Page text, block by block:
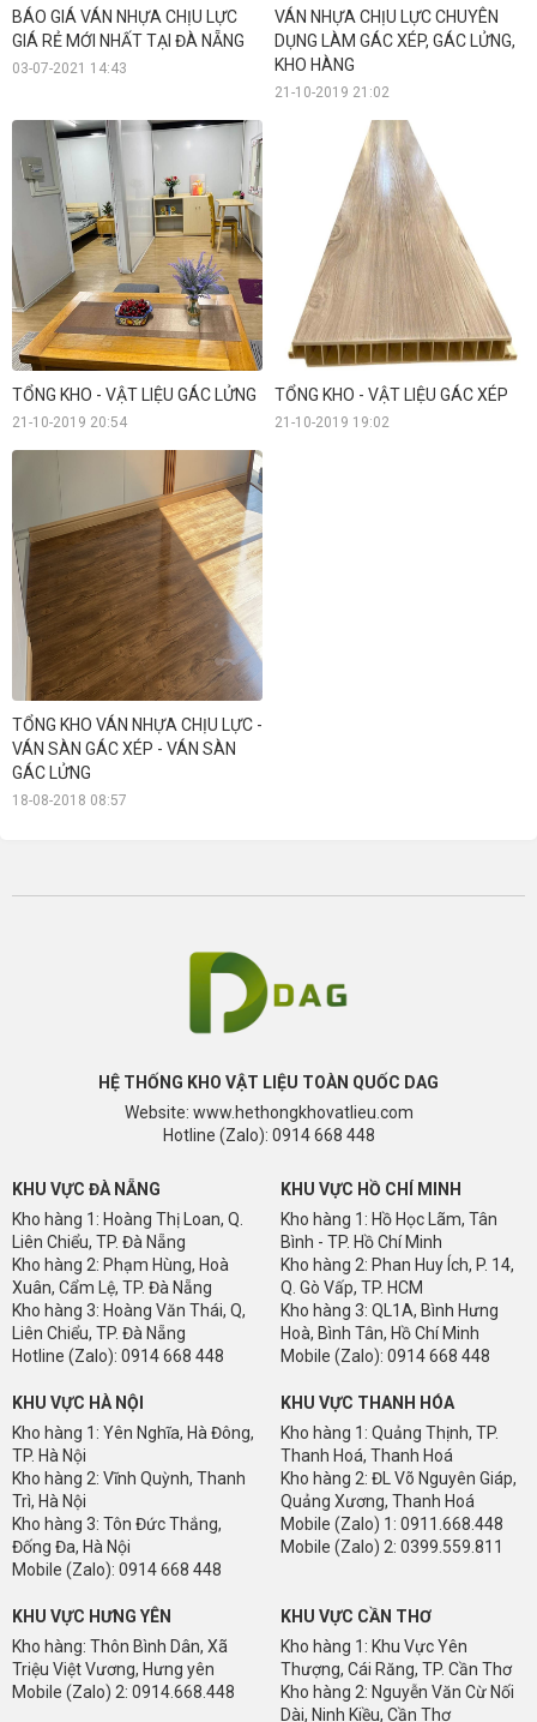
BÁO GIÁ VÁN NHỰA CHỊU LỰC
GIÁ RẺ MỚI NHẤT TẠI ĐÀ NẴNG
03-07-2021 14:43
VÁN NHỰA CHỊU LỰC CHUYÊN
DỤNG LÀM GÁC XÉP, GÁC LỬNG,
KHO HÀNG
21-10-2019 21:02
TỔNG KHO - VẬT LIỆU GÁC LỬNG
21-10-2019 20:54
TỔNG KHO - VẬT LIỆU GÁC XÉP
21-10-2019 19:02
TỔNG KHO VÁN NHỰA CHỊU LỰC -
VÁN SÀN GÁC XÉP - VÁN SÀN
GÁC LỬNG
18-08-2018 08:57
HỆ THỐNG KHO VẬT LIỆU TOÀN QUỐC DAG
Website: www.hethongkhovatlieu.com
Hotline (Zalo): 0914 668 448
KHU VỰC ĐÀ NẴNG
Kho hàng 1: Hoàng Thị Loan, Q.
Liên Chiểu, TP. Đà Nẵng
Kho hàng 2: Phạm Hùng, Hoà
Xuân, Cẩm Lệ, TP. Đà Nẵng
Kho hàng 3: Hoàng Văn Thái, Q,
Liên Chiểu, TP. Đà Nẵng
Hotline (Zalo): 0914 668 448
KHU VỰC HỒ CHÍ MINH
Kho hàng 1: Hồ Học Lãm, Tân
Bình - TP. Hồ Chí Minh
Kho hàng 2: Phan Huy Ích, P. 14,
Q. Gò Vấp, TP. HCM
Kho hàng 3: QL1A, Bình Hưng
Hoà, Bình Tân, Hồ Chí Minh
Mobile (Zalo): 0914 668 448
KHU VỰC HÀ NỘI
Kho hàng 1: Yên Nghĩa, Hà Đông,
TP. Hà Nội
Kho hàng 2: Vĩnh Quỳnh, Thanh
Trì, Hà Nội
Kho hàng 3: Tôn Đức Thắng,
Đống Đa, Hà Nội
Mobile (Zalo): 0914 668 448
KHU VỰC THANH HÓA
Kho hàng 1: Quảng Thịnh, TP.
Thanh Hoá, Thanh Hoá
Kho hàng 2: ĐL Võ Nguyên Giáp,
Quảng Xương, Thanh Hoá
Mobile (Zalo) 1: 0911.668.448
Mobile (Zalo) 2: 0399.559.811
KHU VỰC HƯNG YÊN
Kho hàng: Thôn Bình Dân, Xã
Triệu Việt Vương, Hưng yên
Mobile (Zalo) 2: 0914.668.448
KHU VỰC CẦN THƠ
Kho hàng 1: Khu Vực Yên
Thượng, Cái Răng, TP. Cần Thơ
Kho hàng 2: Nguyễn Văn Cừ Nối
Dài, Ninh Kiều, Cần Thơ